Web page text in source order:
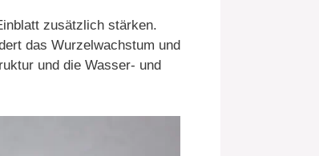
zusätzlich stärken.
das Wurzelwachstum und
und die Wasser- und